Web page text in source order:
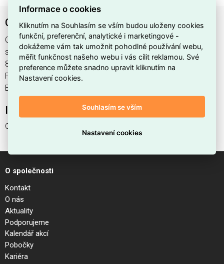
COSMOPOLITAN PL8
COSMOPOLITAN PL8 najdete v kategoriích Svítidla, Svítidla,
světelné zdroje a LED osvětlení, výrobce Ideal Lux, EAN
8021696328485, kód dodavatele 328485. COSMOPOLITAN
PL8 nabízíme od 1 ks. Kód EMAS COSMOPOLITAN PL8 je
ELSVOS1786122.
Interní název produktu
COSMOPOLITAN PL8
O společnosti
Kontakt
O nás
Aktuality
Podporujeme
Kalendář akcí
Pobočky
Kariéra
Informace o cookies
Kliknutím na Souhlasím se vším budou uloženy cookies
funkční, preferenční, analytické i marketingové -
dokážeme vám tak umožnit pohodlné používání webu,
měřit funkčnost našeho webu i vás cílit reklamou. Své
preference můžete snadno upravit kliknutím na
Nastavení cookies.
Souhlasím se vším
Nastavení cookies